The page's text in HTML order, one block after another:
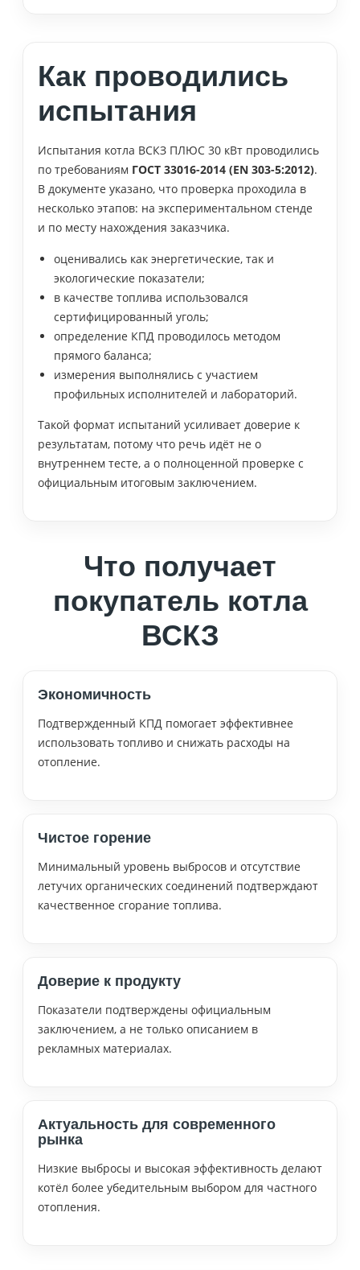
Как проводились
испытания
Испытания котла ВСКЗ ПЛЮС 30 кВт проводились
по требованиям ГОСТ 33016-2014 (EN 303-5:2012).
В документе указано, что проверка проходила в
несколько этапов: на экспериментальном стенде
и по месту нахождения заказчика.
оценивались как энергетические, так и
экологические показатели;
в качестве топлива использовался
сертифицированный уголь;
определение КПД проводилось методом
прямого баланса;
измерения выполнялись с участием
профильных исполнителей и лабораторий.
Такой формат испытаний усиливает доверие к
результатам, потому что речь идёт не о
внутреннем тесте, а о полноценной проверке с
официальным итоговым заключением.
Что получает
покупатель котла
ВСКЗ
Экономичность
Подтвержденный КПД помогает эффективнее
использовать топливо и снижать расходы на
отопление.
Чистое горение
Минимальный уровень выбросов и отсутствие
летучих органических соединений подтверждают
качественное сгорание топлива.
Доверие к продукту
Показатели подтверждены официальным
заключением, а не только описанием в
рекламных материалах.
Актуальность для современного
рынка
Низкие выбросы и высокая эффективность делают
котёл более убедительным выбором для частного
отопления.